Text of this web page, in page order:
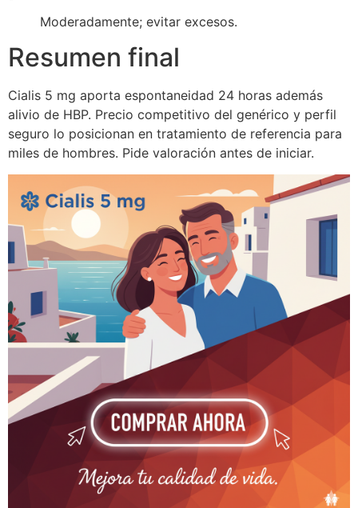
Moderadamente; evitar excesos.
Resumen final
Cialis 5 mg aporta espontaneidad 24 horas además
alivio de HBP. Precio competitivo del genérico y perfil
seguro lo posicionan en tratamiento de referencia para
miles de hombres. Pide valoración antes de iniciar.